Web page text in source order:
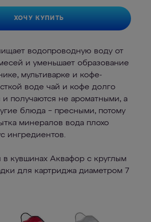
ХОЧУ КУПИТЬ
водопроводную воду от
и уменьшает образование
мультиварке и кофе-
воде чай и кофе долго
и получаются не ароматными, а
блюда − пресными, потому
минералов вода плохо
ингредиентов.
в кувшинах Аквафор c круглым
для картриджа диаметром 7